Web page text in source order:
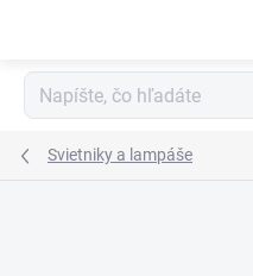
Svietniky a lampáše